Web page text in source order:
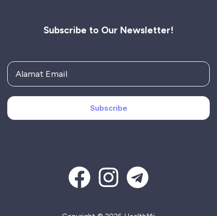
Subscribe to Our Newsletter!
Subscribe